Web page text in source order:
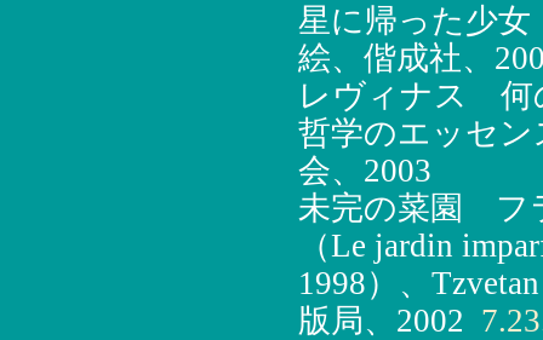
星に帰った少女
絵、偕成社、
レヴィナス 何
哲学のエッセン
会、2003
未完の菜園 フ
（Le jardin
1998）、
版局、2002